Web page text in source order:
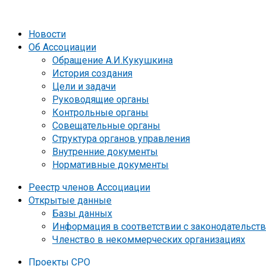
Новости
Об Ассоциации
Обращение А.И.Кукушкина
История создания
Цели и задачи
Руководящие органы
Контрольные органы
Совещательные органы
Структура органов управления
Внутренние документы
Нормативные документы
Реестр членов Ассоциации
Открытые данные
Базы данных
Информация в соответствии с
Членство в некоммерческих организациях
Проекты СРО